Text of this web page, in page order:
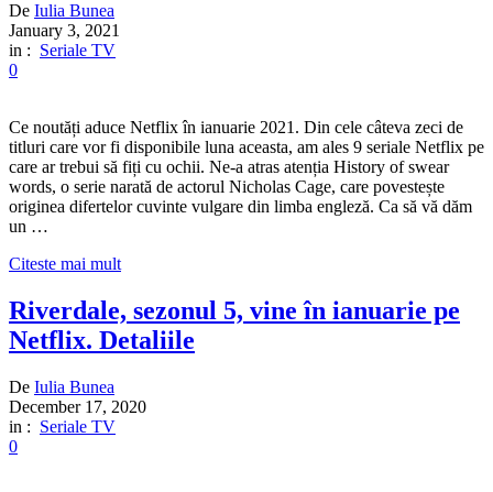
De Iulia Bunea
January 3, 2021
in : Seriale TV
0
Ce noutăți aduce Netflix în ianuarie 2021. Din cele câteva zeci de
titluri care vor fi disponibile luna aceasta, am ales 9 seriale Netflix pe
care ar trebui să fiți cu ochii. Ne-a atras atenția History of swear
words, o serie narată de actorul Nicholas Cage, care povestește
originea difertelor cuvinte vulgare din limba engleză. Ca să vă dăm
un …
Citeste mai mult
Riverdale, sezonul 5, vine în ianuarie pe
Netflix. Detaliile
De Iulia Bunea
December 17, 2020
in : Seriale TV
0